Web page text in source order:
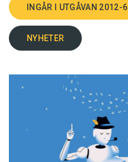
INGÅR I UTGÅVAN 2012-6
NYHETER